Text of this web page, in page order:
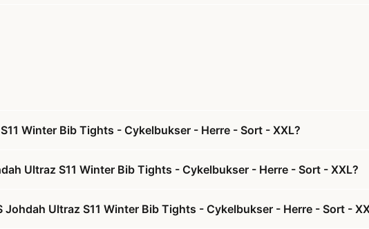
Winter Bib Tights - Cykelbukser - Herre - Sort - XXL?
Ultraz S11 Winter Bib Tights - Cykelbukser - Herre - Sort - XXL?
Ultraz S11 Winter Bib Tights - Cykelbukser - Herre - Sort -